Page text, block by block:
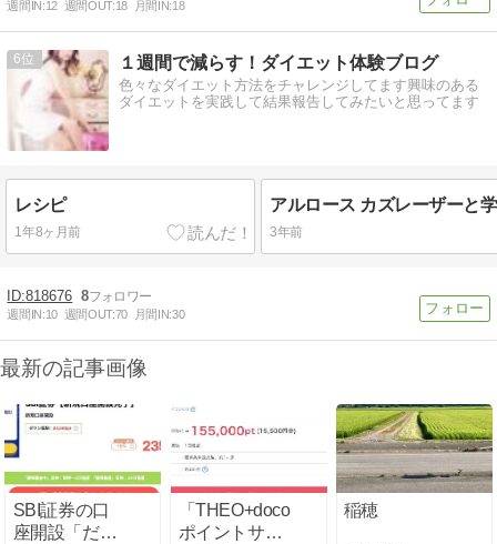
週間IN:12 週間OUT:18 月間IN:18
6 １週間で減らす！ダイエット体験ブログ
色々なダイエット方法をチャレンジしてます興味のある
ダイエットを実践して結果報告してみたいと思ってます
レシピ
1年8ヶ月前 3年前
818676 8
週間IN:10 週間OUT:70 月間IN:30
最新の記事画像
SBI証券の口
座開設「だ
「THEO+docomo」
ポイントサイ
稲穂